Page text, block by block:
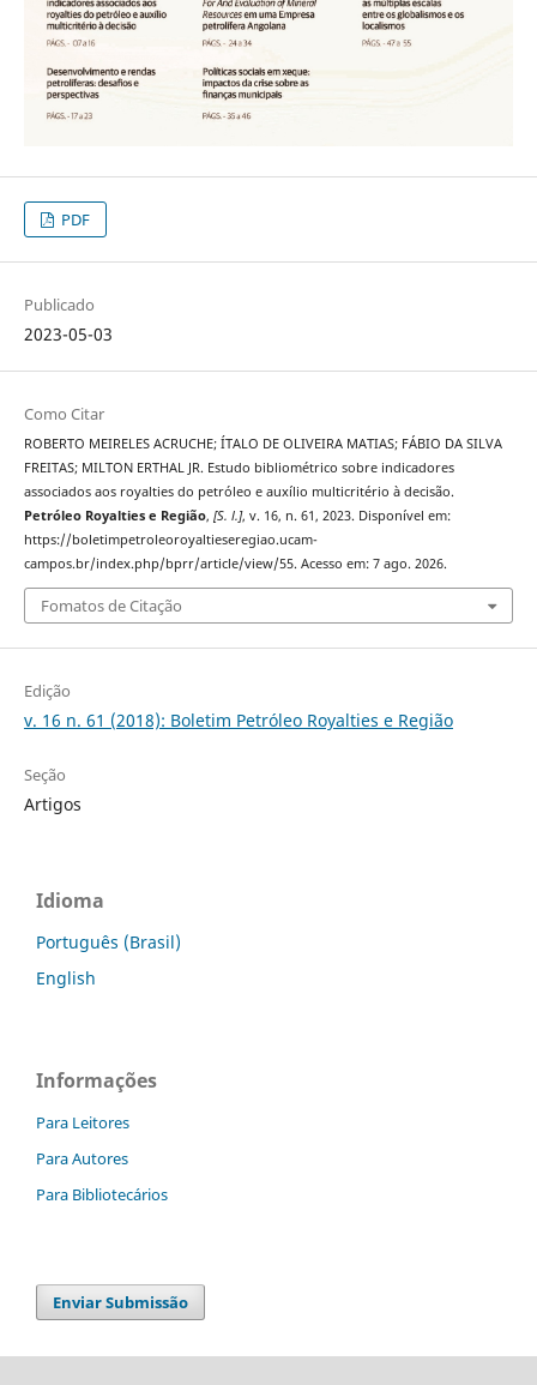
PDF
Publicado
2023-05-03
Como Citar
ROBERTO MEIRELES ACRUCHE; ÍTALO DE OLIVEIRA MATIAS; FÁBIO DA SILVA
FREITAS; MILTON ERTHAL JR. Estudo bibliométrico sobre indicadores
associados aos royalties do petróleo e auxílio multicritério à decisão.
Petróleo Royalties e Região, [S. l.], v. 16, n. 61, 2023. Disponível em:
https://boletimpetroleoroyaltieseregiao.ucam-
campos.br/index.php/bprr/article/view/55. Acesso em: 7 ago. 2026.
Fomatos de Citação
Edição
v. 16 n. 61 (2018): Boletim Petróleo Royalties e Região
Seção
Artigos
Idioma
Português (Brasil)
English
Informações
Para Leitores
Para Autores
Para Bibliotecários
Enviar Submissão